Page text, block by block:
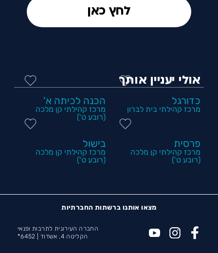
לחץ כאן
אולי יעניין אותך
כדורגל
מרכז קהילתי בית לברון
הכנה לכיתה א'
מרכז קהילתי קן מלכה
(רובע ט')
פרסית
מרכז קהילתי קן מלכה
(רובע ט')
בישול
מרכז קהילתי קן מלכה
(רובע ט')
מצאו אותנו ברשתות החברתיות
החברה העירונית לתרבות ופנאי
הקליטה 4, אשדוד |
6452*